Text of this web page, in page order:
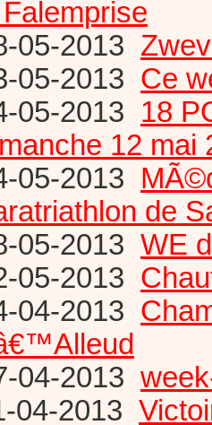
05-2013
05-2013 Ce
05-2013 18
12 mai
05-2013
de
05-2013 WE
05-2013
04-2013
04-2013
04-2013